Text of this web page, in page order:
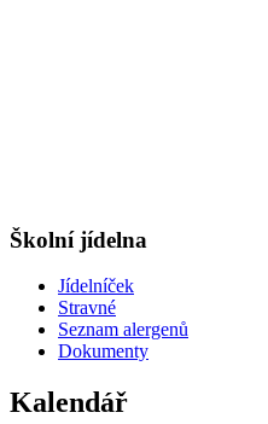
Školní jídelna
Jídelníček
Stravné
Seznam alergenů
Dokumenty
Kalendář